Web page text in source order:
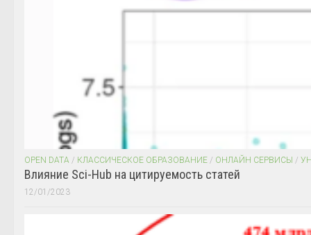
OPEN DATA / КЛАССИЧЕСКОЕ ОБРАЗОВАНИЕ / ОНЛАЙН СЕРВИСЫ /
Влияние Sci-Hub на цитируемость статей
12/01/2023